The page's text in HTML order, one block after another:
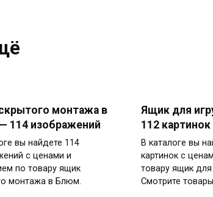
монтажа в
114 изображений
вы найдете 114
с ценами и
по товару ящик
монтажа в Блюм.
Ящик для
112
В каталоге вы
картинок с
товару ящик
Смотрите товары